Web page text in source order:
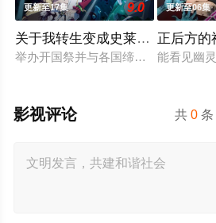
更新至17集 9.0
关于我转生变成史莱姆这档事第
举办开国祭并与各国缔结邦交的魔国
更新至06集
正后方的
能看见幽
共0 条
影视评论